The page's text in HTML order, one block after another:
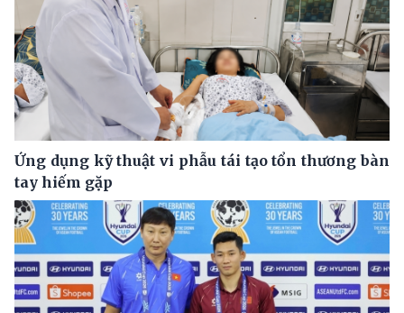
Ứng dụng kỹ thuật vi phẫu tái tạo tổn thương bàn
tay hiếm gặp